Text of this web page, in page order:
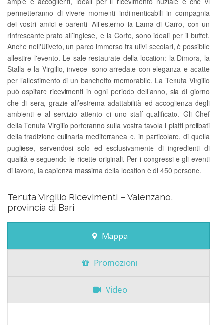
permetteranno di vivere momenti indimenticabili in compagnia
dei vostri amici e parenti. All’esterno la Lama di Carro, con un
rinfrescante prato all’inglese, e la Corte, sono ideali per il buffet.
Anche nell'Uliveto, un parco immerso tra ulivi secolari, è possibile
allestire l'evento. Le sale restaurate della location: la Dimora, la
Stalla e la Virgilio, invece, sono arredate con eleganza e adatte
per l’allestimento di un banchetto memorabile. La Tenuta Virgilio
può ospitare ricevimenti in ogni periodo dell’anno, sia di giorno
che di sera, grazie all’estrema adattabilità ed accoglienza degli
ambienti e al servizio attento di uno staff qualificato. Gli Chef
della Tenuta Virgilio porteranno sulla vostra tavola i piatti prelibati
della tradizione culinaria mediterranea e, in particolare, di quella
pugliese, servendosi solo ed esclusivamente di ingredienti di
qualità e seguendo le ricette originali. Per i congressi e gli eventi
di lavoro, la capienza massima della location è di 450 persone.
Tenuta Virgilio Ricevimenti – Valenzano,
provincia di Bari
Mappa
Promozioni
Video